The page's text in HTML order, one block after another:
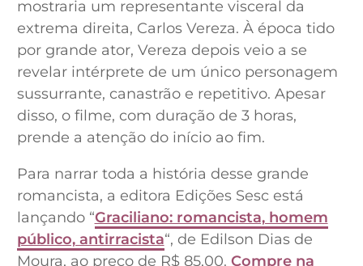
mostraria um representante visceral da
extrema direita, Carlos Vereza. À época tido
por grande ator, Vereza depois veio a se
revelar intérprete de um único personagem
sussurrante, canastrão e repetitivo. Apesar
disso, o filme, com duração de 3 horas,
prende a atenção do início ao fim.
Para narrar toda a história desse grande
romancista, a editora Edições Sesc está
lançando “Graciliano: romancista, homem
público, antirracista“, de Edilson Dias de
Moura, ao preço de R$ 85,00. Compre na